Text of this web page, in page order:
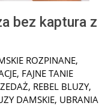
bez kaptura z
ROZPINANE,
, FAJNE TANIE
, REBEL BLUZY,
DAMSKIE, UBRANIA